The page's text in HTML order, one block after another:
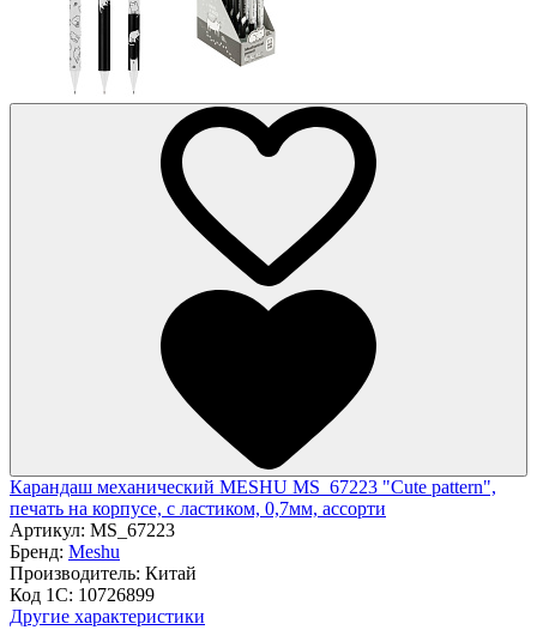
Карандаш механический MESHU MS_67223 "Cute pattern",
печать на корпусе, с ластиком, 0,7мм, ассорти
Артикул: MS_67223
Бренд: Meshu
Производитель: Китай
Код 1С: 10726899
Другие характеристики